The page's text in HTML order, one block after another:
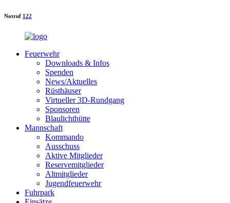
Notruf 122
Feuerwehr
Downloads & Infos
Spenden
News/Aktuelles
Rüsthäuser
Virtueller 3D-Rundgang
Sponsoren
Blaulichthütte
Mannschaft
Kommando
Ausschuss
Aktive Mitglieder
Reservemitglieder
Altmitglieder
Jugendfeuerwehr
Fuhrpark